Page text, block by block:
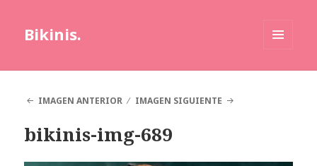
Bikinis.
IMAGEN ANTERIOR
IMAGEN SIGUIENTE
bikinis-img-689